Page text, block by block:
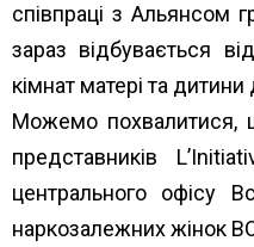
співпраці з Альянсом
зараз відбувається
кімнат матері та
Можемо похвалитися,
представників
центрального офісу
наркозалежних жінок